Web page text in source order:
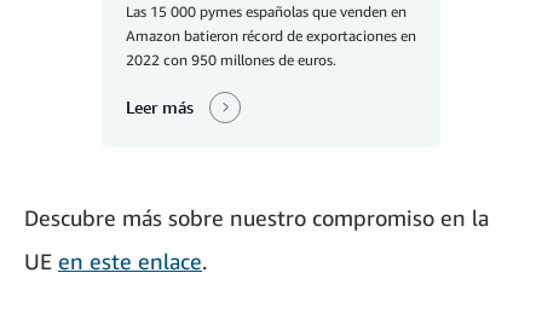
Las 15 000 pymes españolas que venden en
Amazon batieron récord de exportaciones en
2022 con 950 millones de euros.
Leer más
Descubre más sobre nuestro compromiso en la
UE en este enlace.